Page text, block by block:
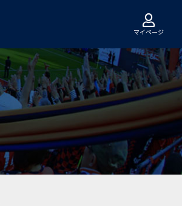
マイページ